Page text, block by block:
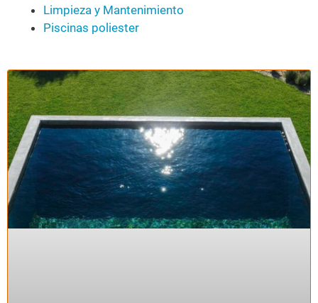
Limpieza y Mantenimiento
Piscinas poliester